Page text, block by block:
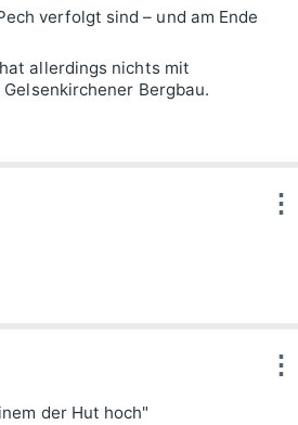
verfolgt sind – und am Ende
allerdings nichts mit
Bergbau.
⋮
⋮
der Hut hoch"